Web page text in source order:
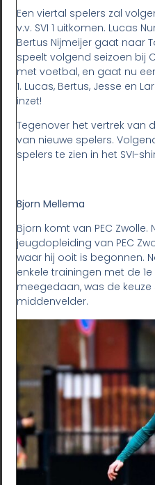
Een viertal spelers zal
v.v. SVI 1 uitkomen. Lucas
Bertus Nijmeijer gaat naar
speelt volgend seizoen bij
met voetbal, en gaat nu
1. Lucas, Bertus, Jesse en
inzet!
Tegenover het vertrek van
van nieuwe spelers.
spelers te zien in het SVI-
Bjorn Mellema
Bjorn komt van PEC Zwolle.
jeugdopleiding van PEC
waar hij ooit is begonnen.
enkele trainingen met de
meegedaan, was de
middenvelder.